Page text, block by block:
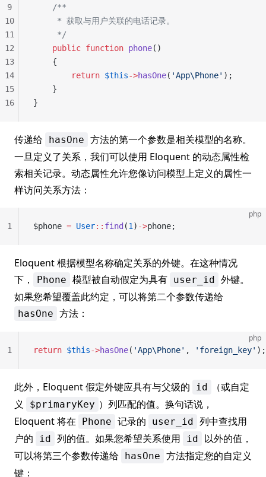
    /**
     * 获取与用户关联的电话记录。
     */
    public
function phone()
    {
        return
$this->hasOne( 'App\Phone' );
    }
}
9
10
11
12
13
14
15
16
传递给 hasOne 方法的第一个参数是相关模型的名称。
一旦定义了关系，我们可以使用 Eloquent 的动态属性检
索相关记录。动态属性允许您像访问模型上定义的属性一
样访问关系方法：
php
$phone = User:: find (1 ) ->phone;
1
Eloquent 根据模型名称确定关系的外键。在这种情况
下，
Phone 模型被自动假定为具有 user_id 外键。
如果您希望覆盖此约定，可以将第二个参数传递给
hasOne 方法：
php
return $this->hasOne( 'App\Phone' , 'foreign_key' );
1
此外，Eloquent 假定外键应具有与父级的 id
（或自定
义
$primaryKey ）列匹配的值。换句话说，
Eloquent 将在
Phone 记录的 user_id 列中查找用
户的
id 列的值。如果您希望关系使用 id
以外的值，
可以将第三个参数传递给 hasOne 方法指定您的自定义
键：